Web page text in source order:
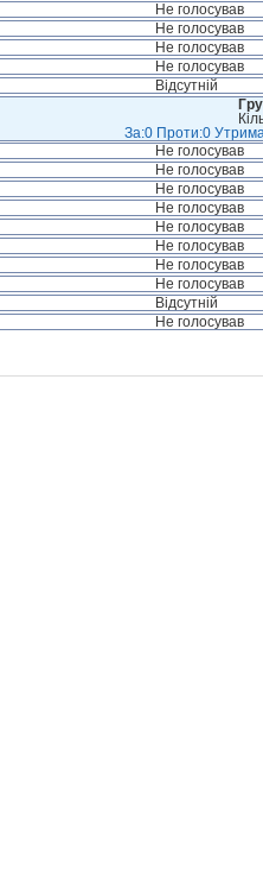
Не голосував
Не голосував
Не голосував
Не голосував
Відсутній
За:0 Проти:0
Не голосував
Не голосував
Не голосував
Не голосував
Не голосував
Не голосував
Не голосував
Не голосував
Відсутній
Не голосував